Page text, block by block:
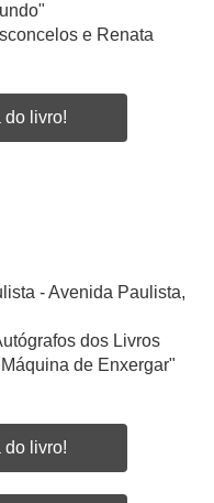
e Renata
do livro!
- Avenida Paulista,
dos Livros
de Enxergar"
do livro!